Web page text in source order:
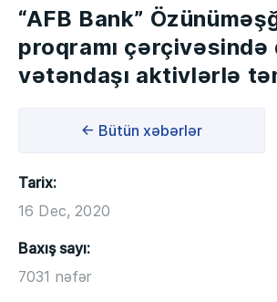
“AFB Bank”
proqramı çərçivəsində
vətəndaşı aktivlərlə
← Bütün xəbərlər
Tarix:
16 Dec, 2020
Baxış sayı:
7031 nəfər